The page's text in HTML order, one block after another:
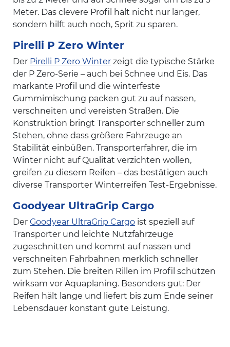
Meter. Das clevere Profil hält nicht nur länger,
sondern hilft auch noch, Sprit zu sparen.
Pirelli P Zero Winter
Der Pirelli P Zero Winter zeigt die typische Stärke
der P Zero-Serie – auch bei Schnee und Eis. Das
markante Profil und die winterfeste
Gummimischung packen gut zu auf nassen,
verschneiten und vereisten Straßen. Die
Konstruktion bringt Transporter schneller zum
Stehen, ohne dass größere Fahrzeuge an
Stabilität einbüßen. Transporterfahrer, die im
Winter nicht auf Qualität verzichten wollen,
greifen zu diesem Reifen – das bestätigen auch
diverse Transporter Winterreifen Test-Ergebnisse.
Goodyear UltraGrip Cargo
Der Goodyear UltraGrip Cargo ist speziell auf
Transporter und leichte Nutzfahrzeuge
zugeschnitten und kommt auf nassen und
verschneiten Fahrbahnen merklich schneller
zum Stehen. Die breiten Rillen im Profil schützen
wirksam vor Aquaplaning. Besonders gut: Der
Reifen hält lange und liefert bis zum Ende seiner
Lebensdauer konstant gute Leistung.